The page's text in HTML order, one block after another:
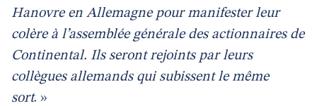
Hanovre en Allemagne pour manifester leur
colère à l’assemblée générale des actionnaires de
Continental. Ils seront rejoints par leurs
collègues allemands qui subissent le même
sort. »